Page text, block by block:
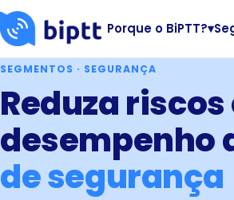
Porque o BiPTT?▾
SEGMENTOS · SEGURANÇA
Reduza
desempenho
de segurança